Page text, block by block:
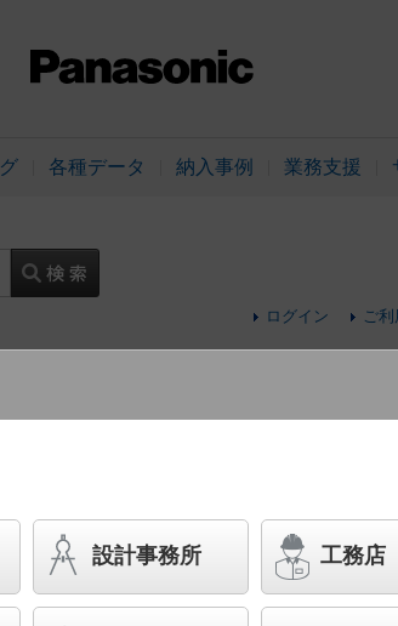
各種データ 納入事例 業務支援
ログイン ご
中埋込型 LED（電球色） アッパーラ
）・防浸型・耐塵型（本体）
スペシャル商品（先端技術や優れたデザイン性を
る商品群です）
設計事務所 工務店